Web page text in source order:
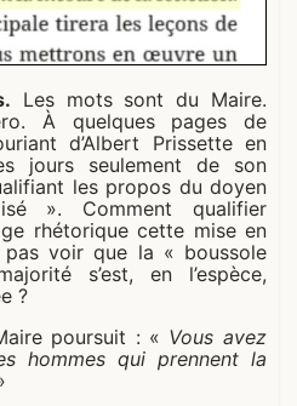
Les mots sont du Maire.
À quelques pages de
d’Albert Prissette en
jours seulement de son
les propos du doyen
». Comment qualifier
rhétorique cette mise en
voir que la « boussole
s’est, en l’espèce,
?
poursuit : « Vous avez
hommes qui prennent la